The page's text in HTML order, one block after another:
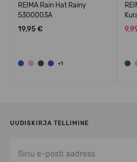
REIMA Rain Hat Rainy
5300003A
19,95 €
+1
UUDISKIRJA TELLIMINE